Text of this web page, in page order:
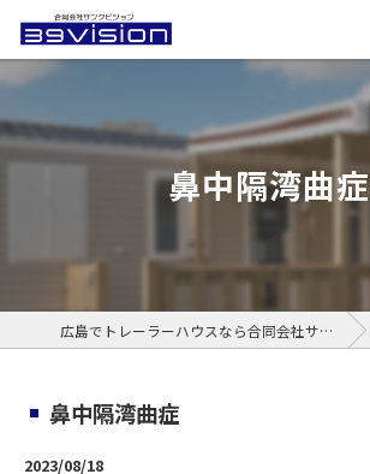
鼻中隔湾曲症
広島でトレーラーハウスなら合同会社サンクビジョン
鼻中隔湾曲症
2023/08/18